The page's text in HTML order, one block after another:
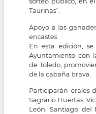
Taurinas”.
Apoyo a las
encastes
En esta edición,
Ayuntamiento con
de Toledo,
de la cabaña brava.
Participarán erales
Sagrario Huertas,
León, Santiago del